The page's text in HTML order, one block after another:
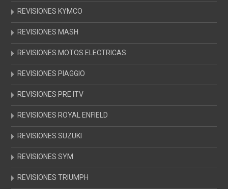
REVISIONES KYMCO
REVISIONES MASH
REVISIONES MOTOS ELECTRICAS
REVISIONES PIAGGIO
REVISIONES PRE ITV
REVISIONES ROYAL ENFIELD
REVISIONES SUZUKI
REVISIONES SYM
REVISIONES TRIUMPH